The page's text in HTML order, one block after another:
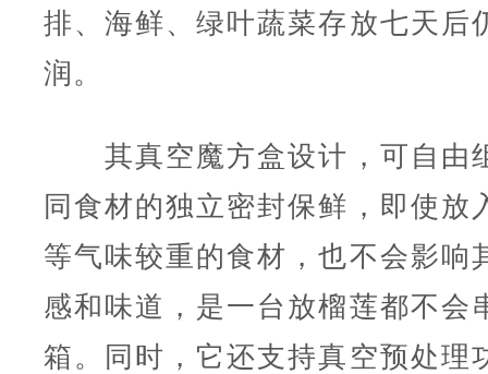
排、海鲜、绿叶蔬菜存放七天后
润。
其真空魔方盒设计，可自由
同食材的独立密封保鲜，即使放
等气味较重的食材，也不会影响
感和味道，是一台放榴莲都不会
箱。同时，它还支持真空预处理